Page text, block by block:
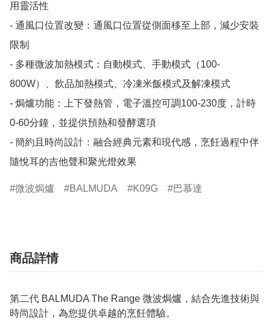
用靈活性
- 通風口位置改變：通風口位置從側面移至上部，減少安裝
限制
- 多種微波加熱模式：自動模式、手動模式（100-
800W）、飲品加熱模式、冷凍米飯模式及解凍模式
- 焗爐功能：上下發熱管，電子溫控可調100-230度，計時
0-60分鐘，並提供預熱和發酵選項
- 簡約且時尚設計：融合經典元素和現代感，烹飪過程中伴
隨悅耳的吉他聲和聚光燈效果
微波焗爐 BALMUDA K09G 巴慕達
商品詳情
第二代 BALMUDA The Range 微波焗爐，結合先進技術與
時尚設計，為您提供卓越的烹飪體驗。